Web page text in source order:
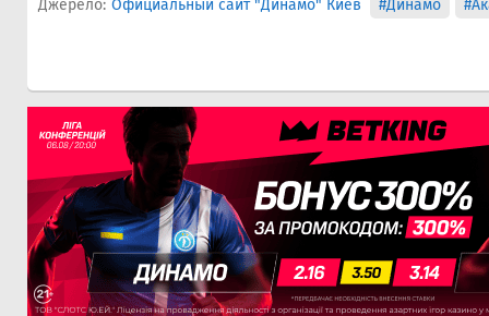
Джерело: Официальный сайт "Динамо" Киев #Динамо